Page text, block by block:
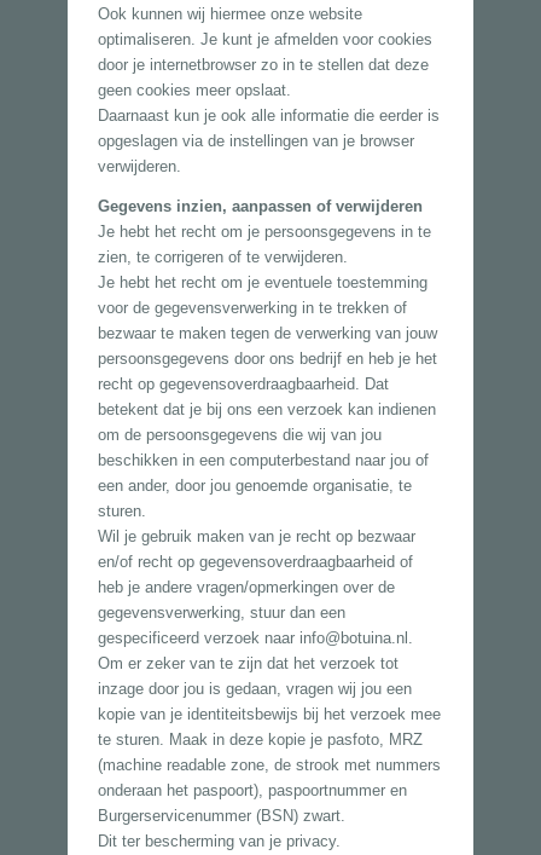
Ook kunnen wij hiermee onze website
optimaliseren. Je kunt je afmelden voor cookies
door je internetbrowser zo in te stellen dat deze
geen cookies meer opslaat.
Daarnaast kun je ook alle informatie die eerder is
opgeslagen via de instellingen van je browser
verwijderen.
Gegevens inzien, aanpassen of verwijderen
Je hebt het recht om je persoonsgegevens in te
zien, te corrigeren of te verwijderen.
Je hebt het recht om je eventuele toestemming
voor de gegevensverwerking in te trekken of
bezwaar te maken tegen de verwerking van jouw
persoonsgegevens door ons bedrijf en heb je het
recht op gegevensoverdraagbaarheid. Dat
betekent dat je bij ons een verzoek kan indienen
om de persoonsgegevens die wij van jou
beschikken in een computerbestand naar jou of
een ander, door jou genoemde organisatie, te
sturen.
Wil je gebruik maken van je recht op bezwaar
en/of recht op gegevensoverdraagbaarheid of
heb je andere vragen/opmerkingen over de
gegevensverwerking, stuur dan een
gespecificeerd verzoek naar info@botuina.nl.
Om er zeker van te zijn dat het verzoek tot
inzage door jou is gedaan, vragen wij jou een
kopie van je identiteitsbewijs bij het verzoek mee
te sturen. Maak in deze kopie je pasfoto, MRZ
(machine readable zone, de strook met nummers
onderaan het paspoort), paspoortnummer en
Burgerservicenummer (BSN) zwart.
Dit ter bescherming van je privacy.